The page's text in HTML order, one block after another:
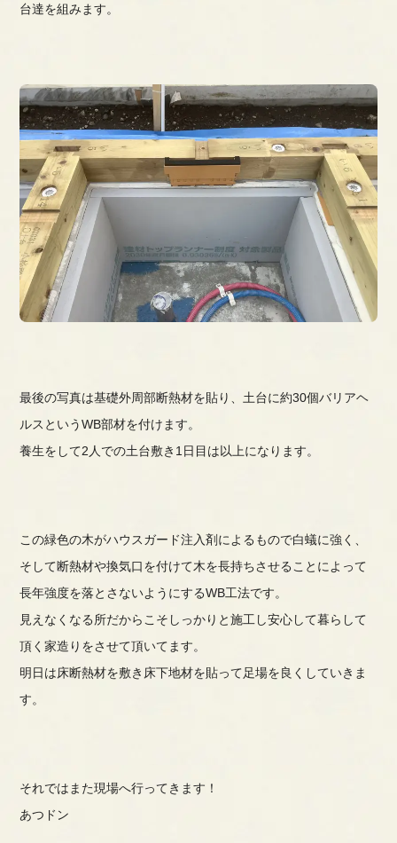
台達を組みます。
最後の写真は基礎外周部断熱材を貼り、土台に約30個バリアヘ
ルスというWB部材を付けます。
養生をして2人での土台敷き1日目は以上になります。
この緑色の木がハウスガード注入剤によるもので白蟻に強く、
そして断熱材や換気口を付けて木を長持ちさせることによって
長年強度を落とさないようにするWB工法です。
見えなくなる所だからこそしっかりと施工し安心して暮らして
頂く家造りをさせて頂いてます。
明日は床断熱材を敷き床下地材を貼って足場を良くしていきま
す。
それではまた現場へ行ってきます！
あつドン